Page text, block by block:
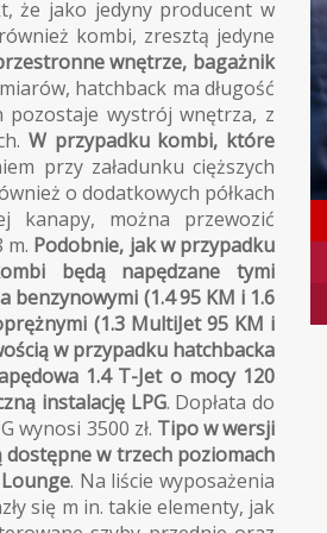
że jako jedyny producent w
kombi, zresztą jedyne
wnętrze, bagażnik
hatchback ma długość
pozostaje wystrój wnętrza, z
W przypadku kombi, które
przy załadunku cięższych
o dodatkowych półkach
kanapy, można przewozić
m. Podobnie, jak w przypadku
będą napędzane tymi
benzynowymi (1.4 95 KM i 1.6
(1.3 MultiJet 95 KM i
w przypadku hatchbacka
1.4 T-Jet o mocy 120
instalację LPG. Dopłata do
wynosi 3500 zł. Tipo w wersji
w trzech poziomach
. Na liście wyposażenia
się m in. takie elementy, jak